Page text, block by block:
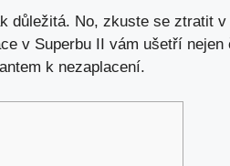
důležitá. No, zkuste se ztratit
v Superbu II vám ušetří nejen
k nezaplacení.